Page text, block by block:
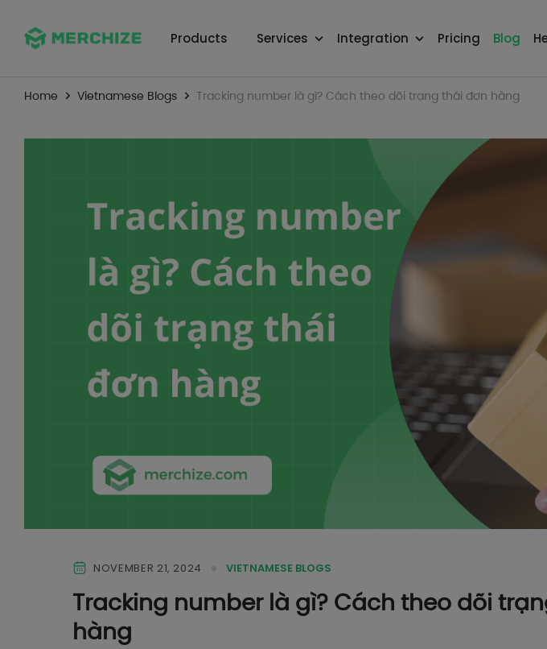
Products Services Integration Pricing Blog
Home Vietnamese Blogs Tracking number là gì? Cách theo dõi trạng thái đơn hàng
NOVEMBER 21, 2024 VIETNAMESE BLOGS
Tracking number là gì? Cách theo dõi
hàng